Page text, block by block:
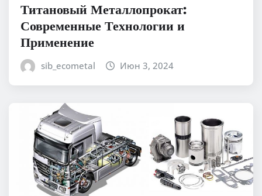
Титановый Металлопрокат:
Современные Технологии и
Применение
sib_ecometal Июн 3, 2024